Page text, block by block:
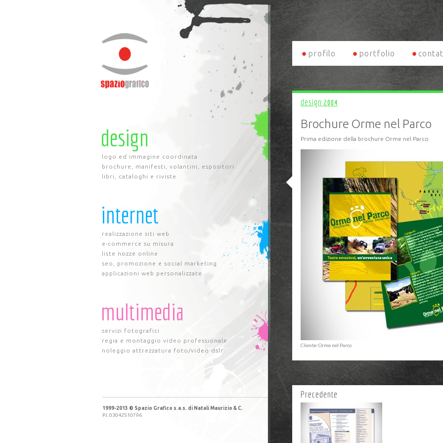
design
logo ed immagine coordinata
brochure, manifesti, volantini, espositori
libri, cataloghi e riviste
internet
realizzazione siti web
e-commerce su misura
liste nozze online
seo, promozione e social marketing
applicazioni web personalizzate
multimedia
servizi fotografici
regia e montaggio video professionale
noleggio attrezzatura foto/video dslr
1999-2013 © Spazio Grafico s.a.s. di Natali Maurizio & C.
P.I. 03042510796
profilo portfolio
design 2004
Brochure Orme nel Parco
Prima edizione della brochure Orme nel Parco
Cliente: Orme nel Parco
Precedente